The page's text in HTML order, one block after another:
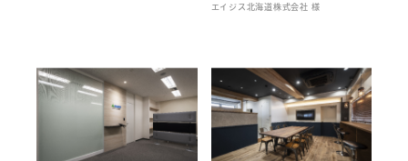
エイジス北海道株式会社 様